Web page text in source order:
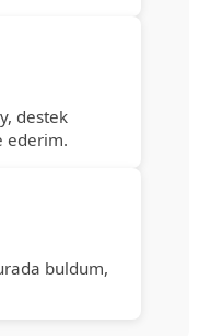
destek
ederim.
buldum,